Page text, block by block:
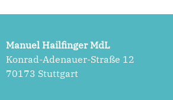
Manuel Hailfinger MdL
Konrad-Adenauer-Straße 12
70173 Stuttgart